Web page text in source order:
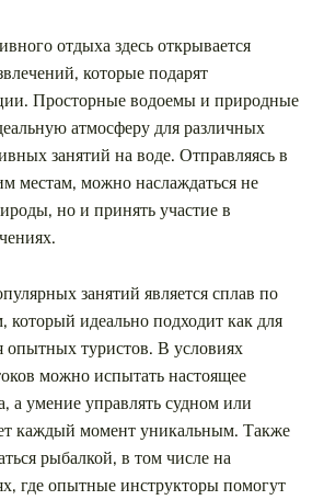
отдыха здесь открывается
которые подарят
Просторные водоемы и природные
атмосферу для различных
занятий на воде. Отправляясь в
местам, можно наслаждаться не
но и принять участие в
занятий является сплав по
идеально подходит как для
опытных туристов. В условиях
можно испытать настоящее
а умение управлять судном или
каждый момент уникальным. Также
рыбалкой, в том числе на
где опытные инструкторы помогут